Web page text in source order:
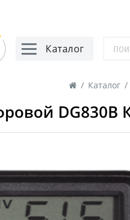
Каталог
/ Каталог /
DG830B